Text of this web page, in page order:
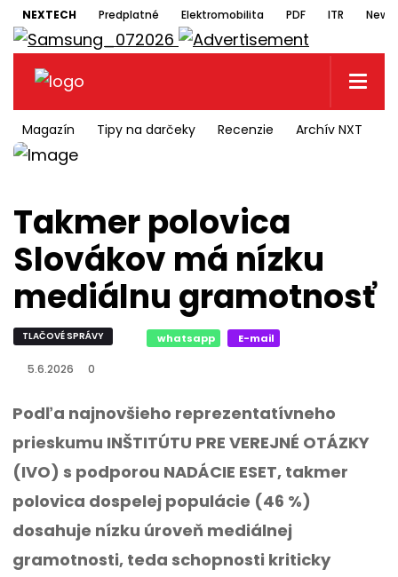
NEXTECH Predplatné Elektromobilita PDF ITR
Magazín Tipy na darčeky Recenzie Archív NXT
Takmer polovica
Slovákov má nízku
mediálnu gramotnosť
TLAČOVÉ SPRÁVY whatsapp E-mail
5.6.2026 0
Podľa najnovšieho reprezentatívneho
prieskumu INŠTITÚTU PRE VEREJNÉ OTÁZKY
(IVO) s podporou NADÁCIE ESET, takmer
polovica dospelej populácie (46 %)
dosahuje nízku úroveň mediálnej
gramotnosti, teda schopnosti kriticky